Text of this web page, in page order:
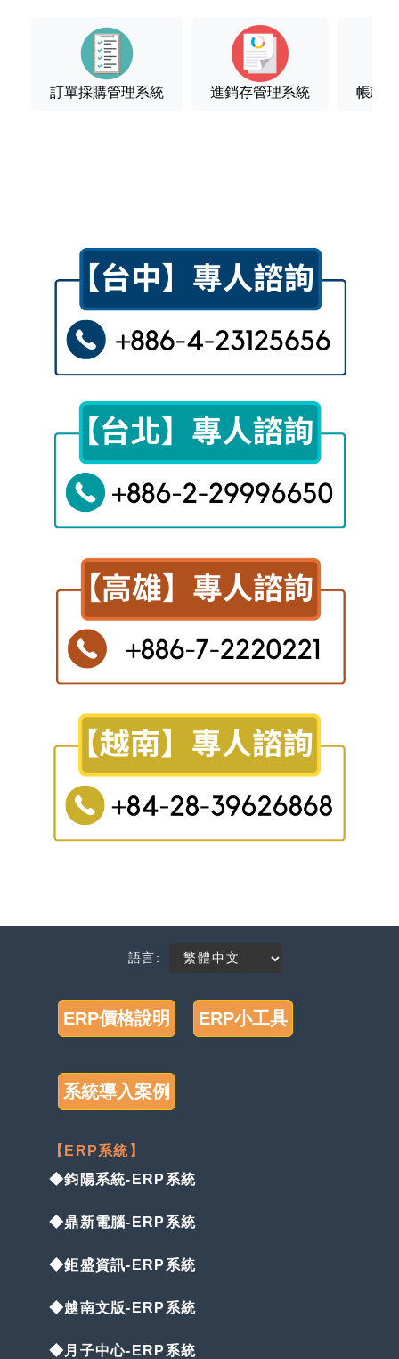
訂單採購管理系統 進銷存管理系統 帳款
ERP價格說明 ERP小工具
系統導入案例
【ERP系統】
◆鈞陽系統-ERP系統
◆鼎新電腦-ERP系統
◆鉅盛資訊-ERP系統
◆越南文版-ERP系統
◆月子中心-ERP系統
語言: